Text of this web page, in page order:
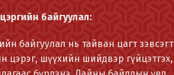
байгуулал:
байгуулал нь тайван цагт зэвсэгт
цэрэг, шүүхийн шийдвэр гүйцэтгэх,